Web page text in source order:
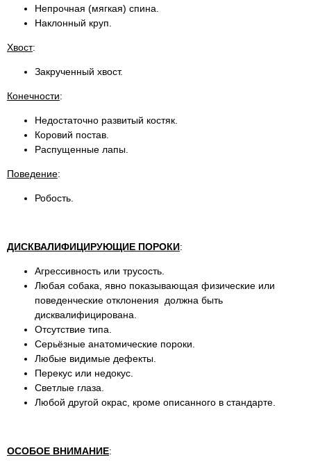
Непрочная (мягкая) спина.
Наклонный круп.
Хвост:
Закрученный хвост.
Конечности:
Недостаточно развитый костяк.
Коровий постав.
Распущенные лапы.
Поведение:
Робость.
ДИСКВАЛИФИЦИРУЮЩИЕ ПОРОКИ:
Агрессивность или трусость.
Любая собака, явно показывающая физические или
поведенческие отклонения должна быть
дисквалифицирована.
Отсутствие типа.
Серьёзные анатомические пороки.
Любые видимые дефекты.
Перекус или недокус.
Светлые глаза.
Любой другой окрас, кроме описанного в стандарте.
ОСОБОЕ ВНИМАНИЕ: